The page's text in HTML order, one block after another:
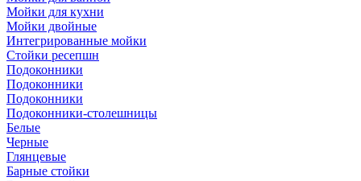
Мойки для кухни
Мойки двойные
Интегрированные мойки
Стойки ресепшн
Подоконники
Подоконники
Подоконники
Подоконники-столешницы
Белые
Черные
Глянцевые
Барные стойки